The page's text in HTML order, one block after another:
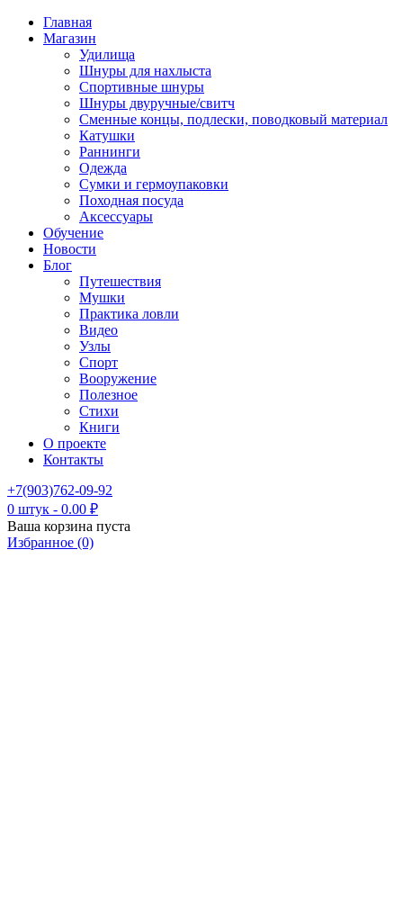
Главная
Магазин
Удилища
Шнуры для нахлыста
Спортивные шнуры
Шнуры двуручные/свитч
Сменные концы, подлески, поводковый материал
Катушки
Раннинги
Одежда
Сумки и гермоупаковки
Походная посуда
Аксессуары
Обучение
Новости
Блог
Путешествия
Мушки
Практика ловли
Видео
Узлы
Спорт
Вооружение
Полезное
Стихи
Книги
О проекте
Контакты
+7(903)762-09-92
0 штук - 0.00 ₽
Ваша корзина пуста
Избранное (0)